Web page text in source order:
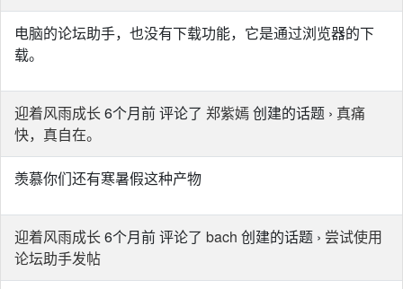
电脑的论坛助手，也没有下载功能，它是通过浏览器的下
载。
迎着风雨成长 6个月前 评论了 郑紫嫣创建的话题 › 真痛
快，真自在。
羡慕你们还有寒暑假这种产物
迎着风雨成长 6个月前 评论了 bach 创建的话题 › 尝试使用
论坛助手发帖